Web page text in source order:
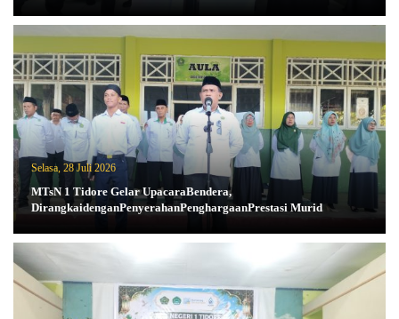
Selasa, 28 Juli 2026
MTsN 1 Tidore Gelar UpacaraBendera,
DirangkaidenganPenyerahanPenghargaanPrestasi Murid